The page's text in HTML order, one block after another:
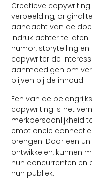
Creatieve
verbeelding,
aandacht van de
indruk achter te
humor, storytelling
copywriter de
aanmoedigen om
blijven bij de inhoud.
Een van de
copywriting is het
merkpersoonlijkheid
emotionele
brengen. Door een
ontwikkelen, kunnen
hun concurrenten en
hun publiek.